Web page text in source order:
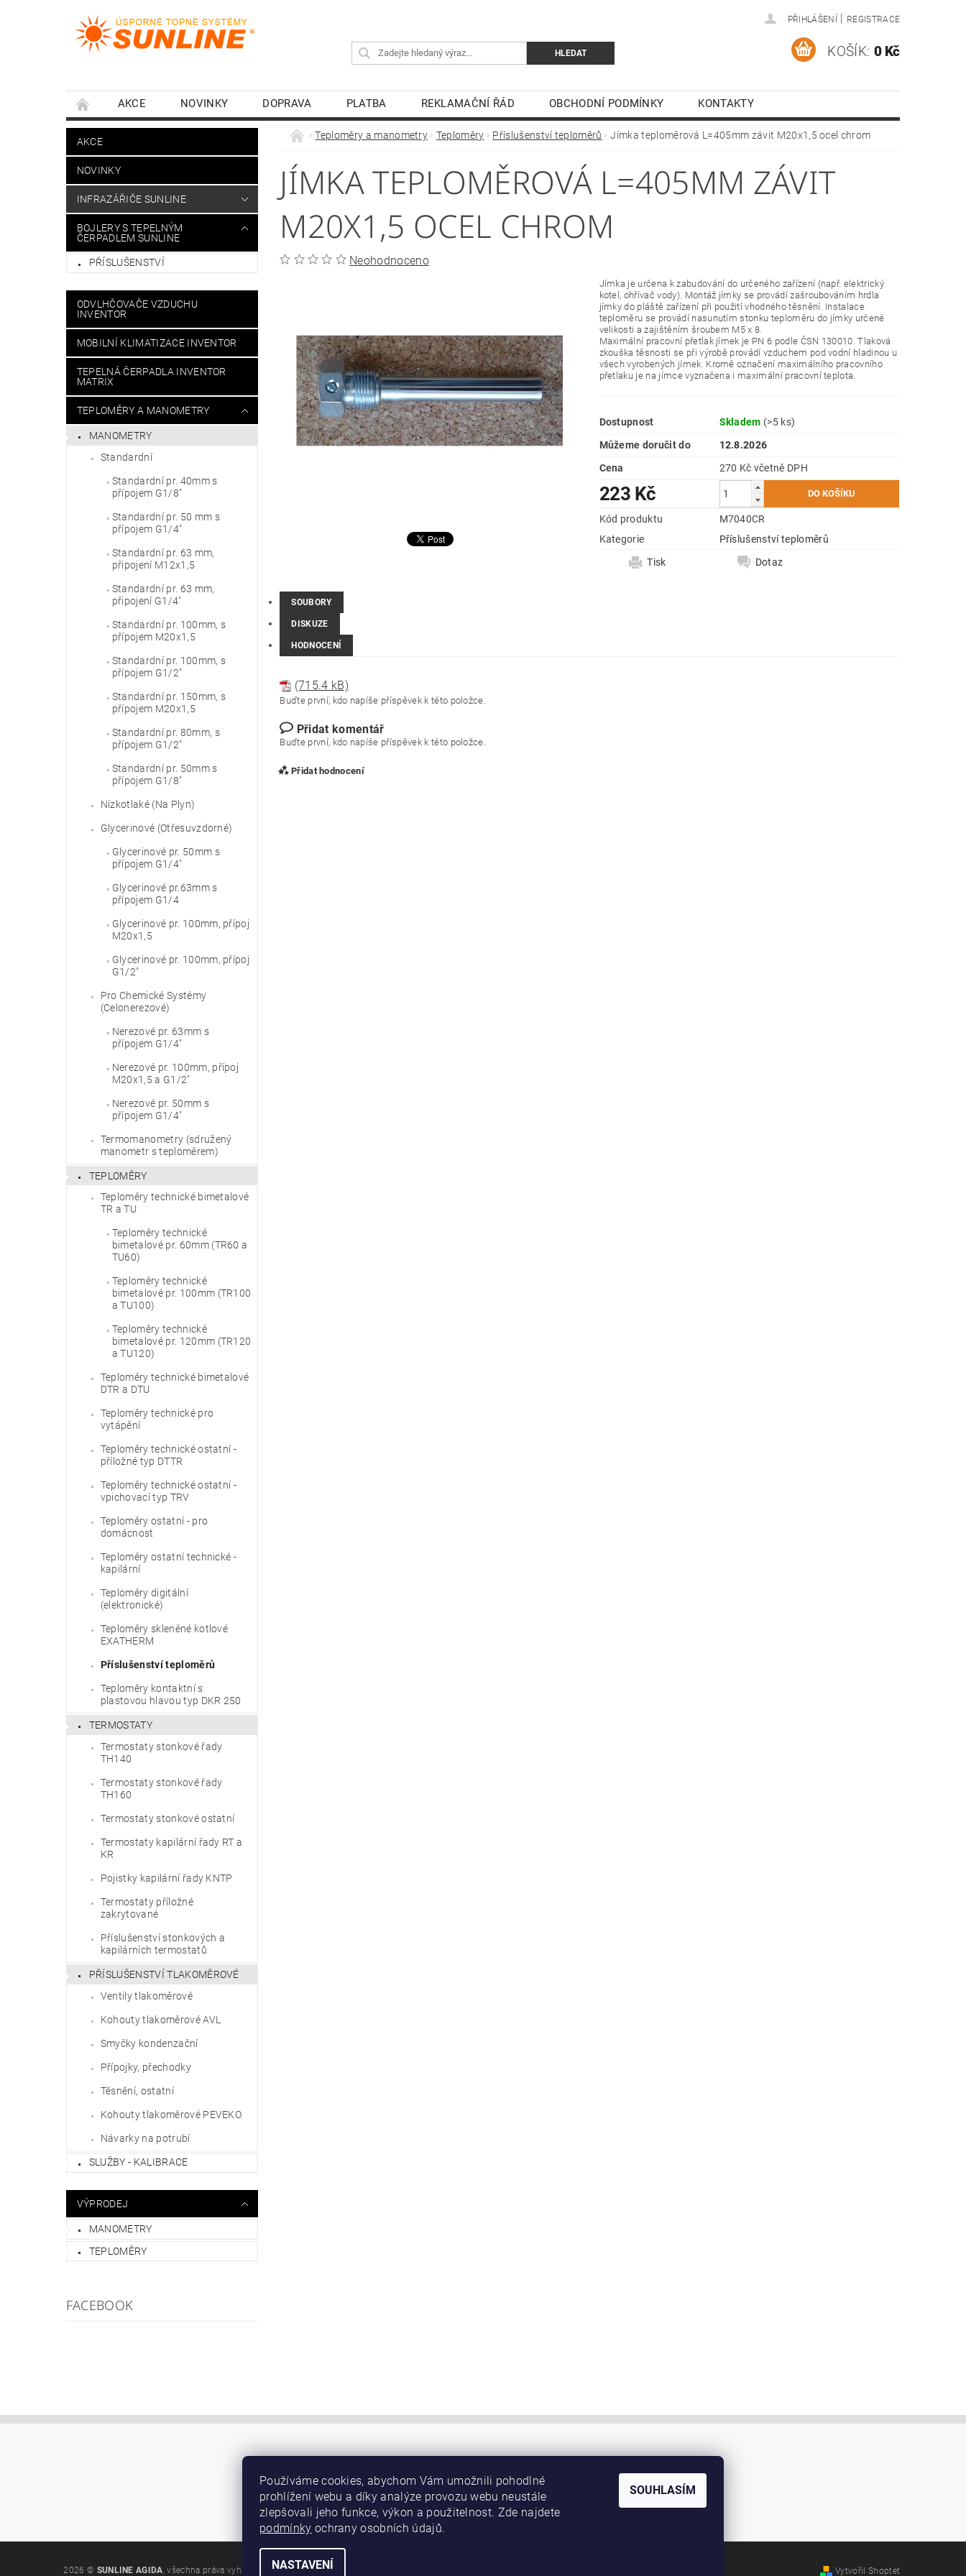
PŘIHLÁŠENÍ | REGISTRACE
KOŠÍK: 0 Kč
AKCE NOVINKY DOPRAVA PLATBA REKLAMAČNÍ ŘÁD OBCHODNÍ PODMÍNKY KONTAKTY
AKCE
NOVINKY
INFRAZÁŘIČE SUNLINE
BOJLERY S TEPELNÝM
ČERPADLEM SUNLINE
PŘÍSLUŠENSTVÍ
ODVLHČOVAČE VZDUCHU
INVENTOR
MOBILNÍ KLIMATIZACE INVENTOR
TEPELNÁ ČERPADLA INVENTOR
MATRIX
TEPLOMĚRY A MANOMETRY
MANOMETRY
Standardní
Standardní pr. 40mm s
přípojem G1/8"
Standardní pr. 50 mm s
přípojem G1/4"
Standardní pr. 63 mm,
připojení M12x1,5
Standardní pr. 63 mm,
připojení G1/4"
Standardní pr. 100mm, s
přípojem M20x1,5
Standardní pr. 100mm, s
přípojem G1/2"
Standardní pr. 150mm, s
přípojem M20x1,5
Standardní pr. 80mm, s
přípojem G1/2"
Standardní pr. 50mm s
přípojem G1/8"
Nízkotlaké (Na Plyn)
Glycerinové (Otřesuvzdorné)
Glycerinové pr. 50mm s
přípojem G1/4"
Glycerinové pr.63mm s
přípojem G1/4
Glycerinové pr. 100mm, přípoj
M20x1,5
Glycerinové pr. 100mm, přípoj
G1/2"
Pro Chemické Systémy
(Celonerezové)
Nerezové pr. 63mm s
přípojem G1/4"
Nerezové pr. 100mm, přípoj
M20x1,5 a G1/2"
Nerezové pr. 50mm s
přípojem G1/4"
Termomanometry (sdružený
manometr s teploměrem)
TEPLOMĚRY
Teploměry technické bimetalové
TR a TU
Teploměry technické
bimetalové pr. 60mm (TR60 a
TU60)
Teploměry technické
bimetalové pr. 100mm (TR100
a TU100)
Teploměry technické
bimetalové pr. 120mm (TR120
a TU120)
Teploměry technické bimetalové
DTR a DTU
Teploměry technické pro
vytápění
Teploměry technické ostatní -
příložné typ DTTR
Teploměry technické ostatní -
vpichovací typ TRV
Teploměry ostatní - pro
domácnost
Teploměry ostatní technické -
kapilární
Teploměry digitální
(elektronické)
Teploměry skleněné kotlové
EXATHERM
Příslušenství teploměrů
Teploměry kontaktní s
plastovou hlavou typ DKR 250
TERMOSTATY
Termostaty stonkové řady
TH140
Termostaty stonkové řady
TH160
Termostaty stonkové ostatní
Termostaty kapilární řady RT a
KR
Pojistky kapilární řady KNTP
Termostaty příložné
zakrytované
Příslušenství stonkových a
kapilárních termostatů
PŘÍSLUŠENSTVÍ TLAKOMĚROVÉ
Ventily tlakoměrové
Kohouty tlakoměrové AVL
Smyčky kondenzační
Přípojky, přechodky
Těsnění, ostatní
Kohouty tlakoměrové PEVEKO
Návarky na potrubí
SLUŽBY - KALIBRACE
VÝPRODEJ
MANOMETRY
TEPLOMĚRY
FACEBOOK
Teploměry a manometry Teploměry Příslušenství teploměrů Jímka teploměrová L=405mm závit M20x1,5 ocel chrom
JÍMKA TEPLOMĚROVÁ L=405MM ZÁVIT
M20X1,5 OCEL CHROM
Neohodnoceno
Jímka je určena k zabudování do určeného zařízení (např. elektrický
kotel, ohřívač vody). Montáž jímky se provádí zašroubováním hrdla
jímky do pláště zařízení při použití vhodného těsnění. Instalace
teploměru se provádí nasunutím stonku teploměru do jímky určené
velikosti a zajištěním šroubem M5 x 8.
Maximální pracovní přetlak jímek je PN 6 podle ČSN 130010. Tlaková
zkouška těsnosti se při výrobě provádí vzduchem pod vodní hladinou u
všech vyrobených jímek. Kromě označení maximálního pracovního
přetlaku je na jímce vyznačena i maximální pracovní teplota.
Dostupnost Skladem (>5 ks)
Můžeme doručit do
12.8.2026
Cena
270 Kč včetně DPH
223 Kč
Kód produktu
M7040CR
Kategorie
Příslušenství teploměrů
Tisk
Dotaz
SOUBORY
DISKUZE
HODNOCENÍ
(715.4 kB)
Buďte první, kdo napíše příspěvek k této položce.
Přidat komentář
Buďte první, kdo napíše příspěvek k této položce.
Přidat hodnocení
2026 © SUNLINE AGIDA, všechna práva vyhrazena Vytvořil Shoptet
Používáme cookies, abychom Vám umožnili pohodlné
prohlížení webu a díky analýze provozu webu neustále
zlepšovali jeho funkce, výkon a použitelnost. Zde najdete
podmínky ochrany osobních údajů.
NASTAVENÍ
SOUHLASÍM